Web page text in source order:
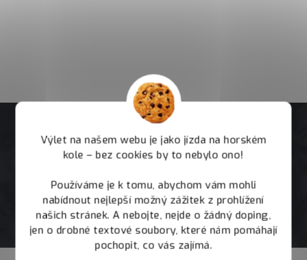
Výlet na našem webu je jako jízda na horském
kole – bez cookies by to nebylo ono!
Používáme je k tomu, abychom vám mohli
nabídnout nejlepší možný zážitek z prohlížení
našich stránek. A nebojte, nejde o žádný doping,
jen o drobné textové soubory, které nám pomáhají
pochopit, co vás zajímá.